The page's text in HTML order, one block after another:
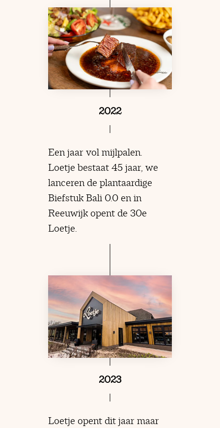
2022
Een jaar vol mijlpalen.
Loetje bestaat 45 jaar, we
lanceren de plantaardige
Biefstuk Bali 0.0 en in
Reeuwijk opent de 30e
Loetje.
2023
Loetje opent dit jaar maar